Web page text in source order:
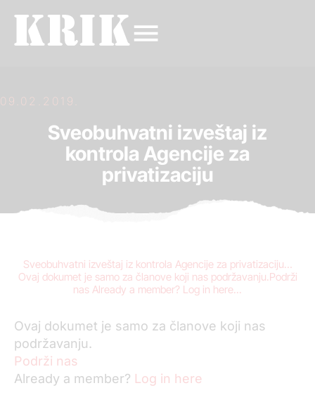
09.02.2019.
Sveobuhvatni izveštaj iz
kontrola Agencije za
privatizaciju
Sveobuhvatni izveštaj iz kontrola Agencije za privatizaciju…
Ovaj dokumet je samo za članove koji nas podržavanju.Podrži
nas Already a member? Log in here...
Ovaj dokumet je samo za članove koji nas
podržavanju.
Podrži nas
Already a member? Log in here